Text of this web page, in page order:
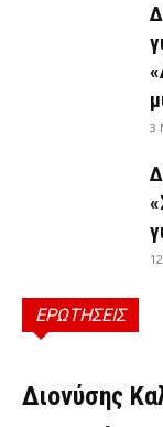
3
ΕΡΩΤΗΣΕΙΣ
ΕΡΩΤΉΣΕΙΣ
Διονύσης